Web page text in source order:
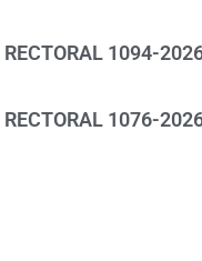
RECTORAL 1094-
RECTORAL 1076-